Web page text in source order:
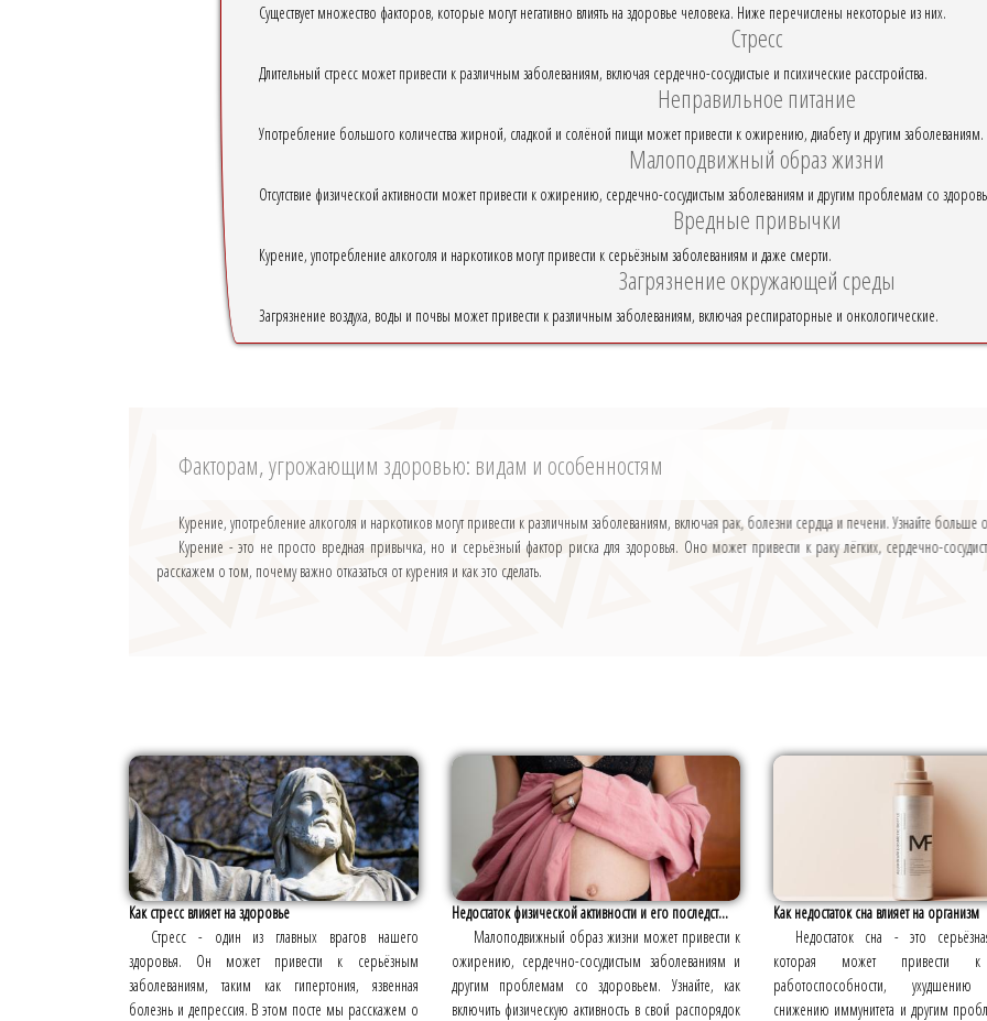
Существует множество факторов, которые могут негативно влиять на здоровье человека. Ниже перечислены некоторые из них.
Стресс
Длительный стресс может привести к различным заболеваниям, включая сердечно-сосудистые и психические расстройства.
Неправильное питание
Употребление большого количества жирной, сладкой и солёной пищи может привести к ожирению, диабету и другим заболеваниям.
Малоподвижный образ жизни
Отсутствие физической активности может привести к ожирению, сердечно-сосудистым заболеваниям и другим проблемам со
Вредные привычки
Курение, употребление алкоголя и наркотиков могут привести к серьёзным заболеваниям и даже смерти.
Загрязнение окружающей среды
Загрязнение воздуха, воды и почвы может привести к различным заболеваниям, включая респираторные и онкологические.
Факторам, угрожающим здоровью: видам и особенностям
Курение, употребление алкоголя и наркотиков могут привести к различным заболеваниям, включая рак, болезни сердца и печени. Узнайте
Курение - это не просто вредная привычка, но и серьёзный фактор риска для здоровья. Оно может привести к раку лёгких, сердечно-
расскажем о том, почему важно отказаться от курения и как это сделать.
Как стресс влияет на здоровье
Стресс - один из главных врагов нашего
здоровья. Он может привести к серьёзным
заболеваниям, таким как гипертония, язвенная
болезнь и депрессия. В этом посте мы расскажем о
Недостаток физической активности и его последст...
Малоподвижный образ жизни может привести к
ожирению, сердечно-сосудистым заболеваниям и
другим проблемам со здоровьем. Узнайте, как
включить физическую активность в свой распорядок
Как недостаток сна влияет на организм
Недостаток сна - это
которая может привести
работоспособности, ухудшению
снижению иммунитета и другим